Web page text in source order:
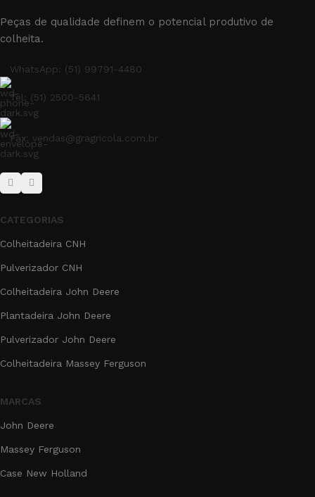
Peças de qualidade definem o potencial produtivo de
colheita.
WhatsApp: (51) 99791-4480
Tel: (51) 2500-5641
Fax: vendas@gragricola.com.br
CATEGORIAS
Colheitadeira CNH
Pulverizador CNH
Colheitadeira John Deere
Plantadeira John Deere
Pulverizador John Deere
Colheitadeira Massey Ferguson
MARCAS
John Deere
Massey Ferguson
Case New Holland